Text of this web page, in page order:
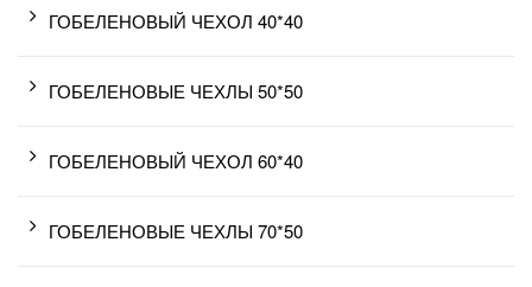
ГОБЕЛЕНОВЫЙ ЧЕХОЛ 40*40
ГОБЕЛЕНОВЫЕ ЧЕХЛЫ 50*50
ГОБЕЛЕНОВЫЙ ЧЕХОЛ 60*40
ГОБЕЛЕНОВЫЕ ЧЕХЛЫ 70*50